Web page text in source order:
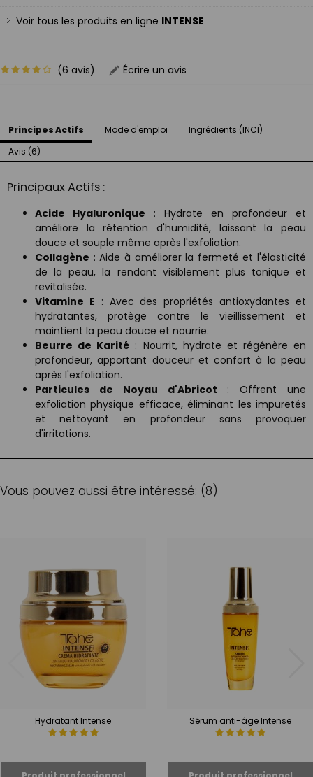
Voir tous les produits en ligne INTENSE
(6 avis) Écrire un avis
Principes Actifs Mode d'emploi
Ingrédients (INCI)
Avis (6)
Principaux Actifs :
Acide Hyaluronique : Hydrate en profondeur et
améliore la rétention d'humidité, laissant la peau
douce et souple même après l'exfoliation.
Collagène : Aide à améliorer la fermeté et l'élasticité
de la peau, la rendant visiblement plus tonique et
revitalisée.
Vitamine E : Avec des propriétés antioxydantes et
hydratantes, protège contre le vieillissement et
maintient la peau douce et nourrie.
Beurre de Karité : Nourrit, hydrate et régénère en
profondeur, apportant douceur et confort à la peau
après l'exfoliation.
Particules de Noyau d'Abricot : Offrent une
exfoliation physique efficace, éliminant les impuretés
et nettoyant en profondeur sans provoquer
d'irritations.
Vous pouvez aussi être intéressé: (8)
Hydratant Intense Sérum anti-âge Intense